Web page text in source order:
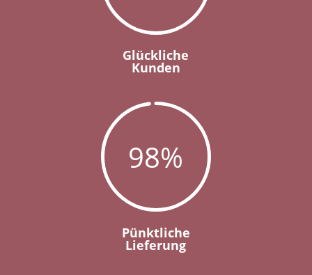
Glückliche
Kunden
98%
Pünktliche
Lieferung